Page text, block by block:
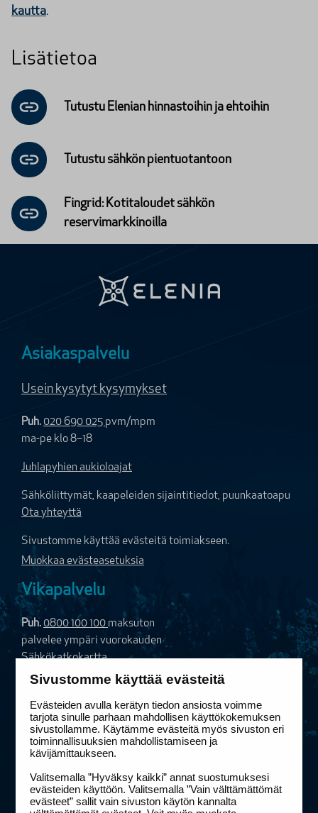
Sivustomme käyttää evästeitä
Evästeiden avulla kerätyn tiedon ansiosta voimme
tarjota sinulle parhaan mahdollisen käyttökokemuksen
sivustollamme. Käytämme evästeitä myös sivuston eri
toiminnallisuuksien mahdollistamiseen ja
kävijämittaukseen.
Valitsemalla ”Hyväksy kaikki” annat suostumuksesi
evästeiden käyttöön. Valitsemalla ”Vain välttämättömät
evästeet” sallit vain sivuston käytön kannalta
kautta.
Lisätietoa
Tutustu Elenian hinnastoihin ja ehtoihin
Tutustu sähkön pientuotantoon
Fingrid: Kotitaloudet sähkön
reservimarkkinoilla
Asiakaspalvelu
Usein kysytyt kysymykset
Puh. 020 690 025 pvm/mpm
ma-pe klo 8–18
Juhlapyhien aukioloajat
Sähköliittymät, kaapeleiden sijaintitiedot, puunkaatoapu
Ota yhteyttä
Sivustomme käyttää evästeitä toimiakseen.
Muokkaa evästeasetuksia
Vikapalvelu
Puh. 0800 100 100 maksuton
palvelee ympäri vuorokauden
Sähkökatkokartta
Sähköinen vikailmoitus
Vaihde
Puh. 020 586 11
etunimi.sukunimi@elenia.fi
Yhteystiedot ja laskutusosoitteet